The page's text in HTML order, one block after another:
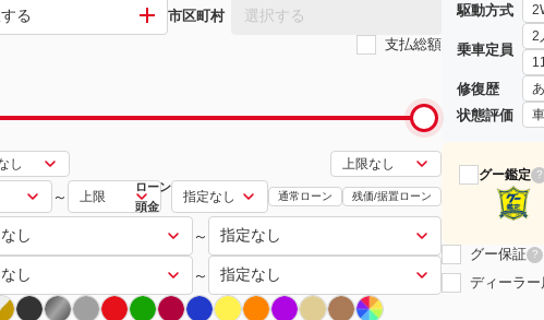
る 市区町村 選択する
支払総額
～
ローン
頭金
通常ローン 残価/据置ローン
～
～
駆動方式
乗車定員
2
修復歴
状態評価
グー鑑定 ?
グー保証 ?
ディーラー